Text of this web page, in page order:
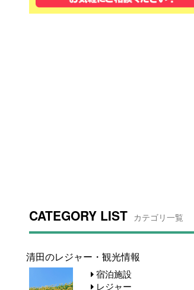
CATEGORY LIST カテゴリ一覧
清田のレジャー・観光情報
宿泊施設
レジャー